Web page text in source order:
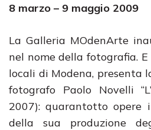
8 marzo – 9 maggio 2009
La Galleria MOdenArte
nel nome della fotografia.
locali di Modena, presenta
fotografo Paolo Novelli
2007): quarantotto opere
della sua produzione